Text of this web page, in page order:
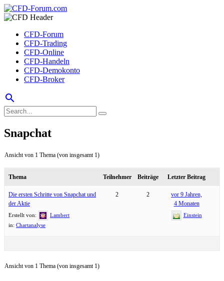
CFD-Forum
CFD-Trading
CFD-Online
CFD-Handeln
CFD-Demokonto
CFD-Broker
search
Snapchat
Ansicht von 1 Thema (von insgesamt 1)
Thema Teilnehmer Beiträge Letzter Beitrag
Die ersten Schritte von Snapchat und
der Aktie
Erstellt von:
Lambert
in: Chartanalyse
2 2
vor 9 Jahren,
4 Monaten
Einstein
Ansicht von 1 Thema (von insgesamt 1)